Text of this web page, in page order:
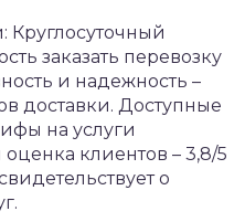
Круглосуточный
заказать перевозку
и надежность –
доставки. Доступные
на услуги
клиентов – 3,8/5
о